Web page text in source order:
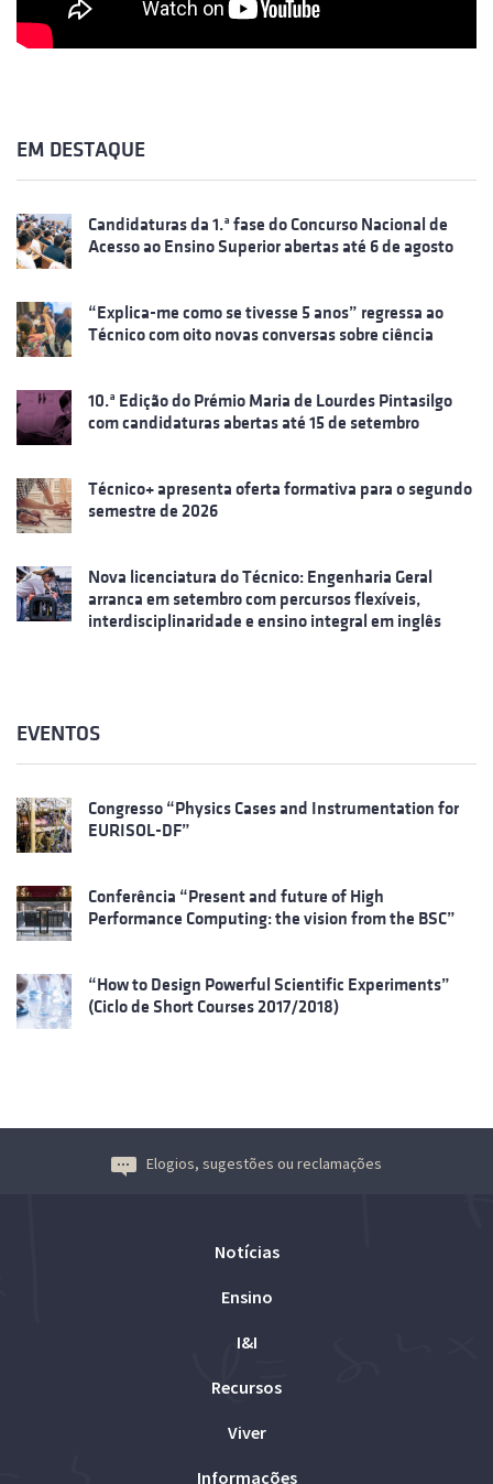
EM DESTAQUE
Candidaturas da 1.ª fase do Concurso Nacional de
Acesso ao Ensino Superior abertas até 6 de agosto
“Explica-me como se tivesse 5 anos” regressa ao
Técnico com oito novas conversas sobre ciência
10.ª Edição do Prémio Maria de Lourdes Pintasilgo
com candidaturas abertas até 15 de setembro
Técnico+ apresenta oferta formativa para o segundo
semestre de 2026
Nova licenciatura do Técnico: Engenharia Geral
arranca em setembro com percursos flexíveis,
interdisciplinaridade e ensino integral em inglês
EVENTOS
Congresso “Physics Cases and Instrumentation for
EURISOL-DF”
Conferência “Present and future of High
Performance Computing: the vision from the BSC”
“How to Design Powerful Scientific Experiments”
(Ciclo de Short Courses 2017/2018)
Elogios, sugestões ou reclamações
Notícias
Ensino
I&I
Recursos
Viver
Informações